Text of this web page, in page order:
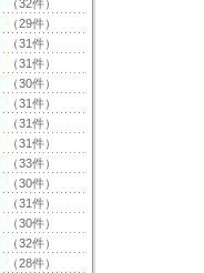
（32件）
（29件）
（31件）
（31件）
（30件）
（31件）
（31件）
（31件）
（33件）
（30件）
（31件）
（30件）
（32件）
（28件）